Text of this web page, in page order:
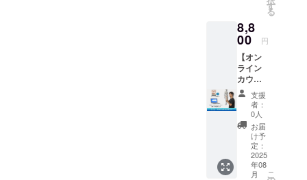
い。ロ
ゴ/バ
ナー/リ
ンクの
掲載の
場合は
その旨
もご記
入くだ
さい。
時、必
ず備考
欄に希
望され
るお名
前をご
記入く
ださ
い。必
要がな
い場合
その旨
もご記
入くだ
ターン
円/10,0
00円の
リター
ンと同
じ内容
になり
ます ・
掲載期
間：
2025年
8月1
日〜
2026年
8月1日
す
る
8,8
00 円
【オン
ライン
カウン
セリン
グ1回＋
サイン
本1冊】
この
フォー
ムで
あって
支援
者：
0人
お届
け予
定：
2025
年08
月
こ